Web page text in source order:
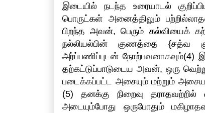
இடையில் நடந்த உரையாடல்
பொருட்கள் அனைத்திலும்
பிறந்த அவன், பெரும் கல்வியைக்
நல்லியல்பின் குணத்தை {சத்வ
அர்ப்பணிப்புடன் நோற்பவனாகவும்(4)
தற்கட்டுப்பாடுடைய அவன், ஒரு
படைக்கப்பட்ட அசையும் மற்றும்
(5) தனக்கு நிறைவு
அடையும்போது ஒருபோதும்